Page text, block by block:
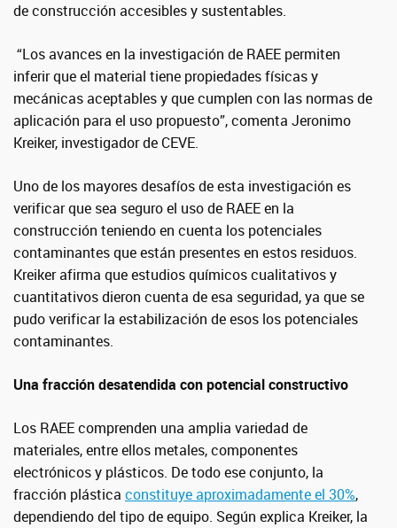
de construcción accesibles y sustentables.
“Los avances en la investigación de RAEE permiten
inferir que el material tiene propiedades físicas y
mecánicas aceptables y que cumplen con las normas de
aplicación para el uso propuesto”,comenta Jeronimo
Kreiker, investigador de CEVE.
Uno de los mayores desafíos de esta investigación es
verificar que sea seguro el uso de RAEE en la
construcción teniendo en cuenta los potenciales
contaminantes que están presentes en estos residuos.
Kreiker afirma que estudios químicos cualitativos y
cuantitativos dieron cuenta de esa seguridad, ya que se
pudo verificar la estabilización de esos los potenciales
contaminantes.
Una fracción desatendida con potencial constructivo
Los RAEE comprenden una amplia variedad de
materiales, entre ellos metales, componentes
electrónicos y plásticos. De todo ese conjunto, la
fracción plástica constituye aproximadamente el 30%,
dependiendo del tipo de equipo. Según explica Kreiker, la